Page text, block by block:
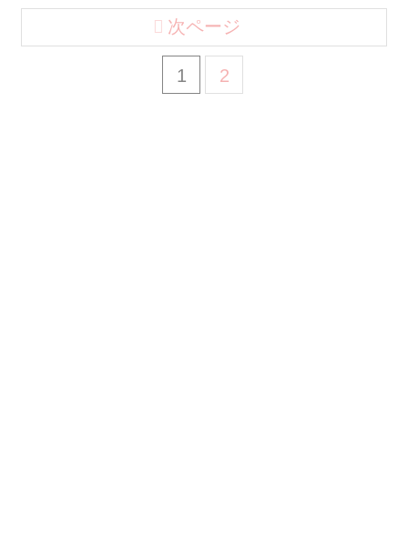
1 2
次ページ